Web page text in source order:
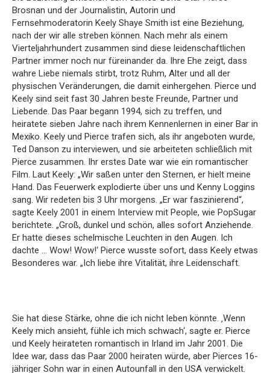
Brosnan und der Journalistin, Autorin und
Fernsehmoderatorin Keely Shaye Smith ist eine Beziehung,
nach der wir alle streben können. Nach mehr als einem
Vierteljahrhundert zusammen sind diese leidenschaftlichen
Partner immer noch nur füreinander da. Ihre Ehe zeigt, dass
wahre Liebe niemals stirbt, trotz Ruhm, Alter und all der
physischen Veränderungen, die damit einhergehen. Pierce und
Keely sind seit fast 30 Jahren beste Freunde, Partner und
Liebende. Das Paar begann 1994, sich zu treffen, und
heiratete sieben Jahre nach ihrem Kennenlernen in einer Bar in
Mexiko. Keely und Pierce trafen sich, als ihr angeboten wurde,
Ted Danson zu interviewen, und sie arbeiteten schließlich mit
Pierce zusammen. Ihr erstes Date war wie ein romantischer
Film. Laut Keely: „Wir saßen unter den Sternen, er hielt meine
Hand. Das Feuerwerk explodierte über uns und Kenny Loggins
sang. Wir redeten bis 3 Uhr morgens. „Er war faszinierend“,
sagte Keely 2001 in einem Interview mit People, wie PopSugar
berichtete. „Groß, dunkel und schön, alles sofort Anziehende.
Er hatte dieses schelmische Leuchten in den Augen. Ich
dachte … Wow! Wow!‘ Pierce wusste sofort, dass Keely etwas
Besonderes war. „Ich liebe ihre Vitalität, ihre Leidenschaft.
Sie hat diese Stärke, ohne die ich nicht leben könnte. ‚Wenn
Keely mich ansieht, fühle ich mich schwach‘, sagte er. Pierce
und Keely heirateten romantisch in Irland im Jahr 2001. Die
Idee war, dass das Paar 2000 heiraten würde, aber Pierces 16-
jähriger Sohn war in einen Autounfall in den USA verwickelt.